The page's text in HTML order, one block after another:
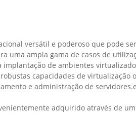
versátil e poderoso que pode
uma ampla gama de casos de
de ambientes
capacidades de virtualização
e administração de
adquirido através de